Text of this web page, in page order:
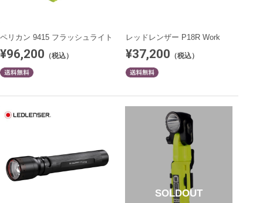
ペリカン 9415 フラッシュライト
¥96,200 （税込）
レッドレンザー P18R Work
¥37,200 （税込）
SOLDOUT